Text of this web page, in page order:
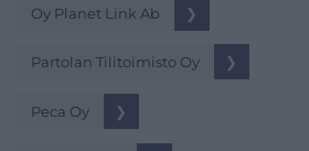
Oy Planet Link Ab ❯
Partolan Tilitoimisto Oy ❯
Peca Oy ❯